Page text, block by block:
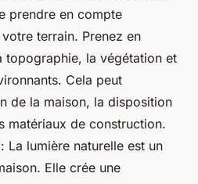
prendre en compte
terrain. Prenez en
la végétation et
Cela peut
de la maison, la disposition
matériaux de construction.
La lumière naturelle est un
Elle crée une